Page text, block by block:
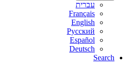
עברית
Français
English
Русский
Español
Deutsch
Search